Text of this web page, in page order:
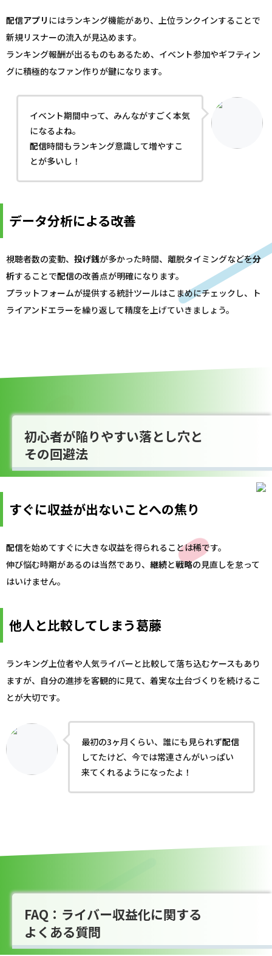
配信アプリ にはランキング機能があり、上位ランクインすることで
新規リスナーの流入が見込めます。
ランキング報酬が出るものもあるため、イベント参加やギフティン
グに積極的なファン作りが鍵になります。
イベント期間中って、みんながすごく本気
になるよね。
配信時間もランキング意識して増やすこ
とが多いし！
データ分析による改善
視聴者数の変動、 投げ銭が多かった時間、離脱タイミングなどを分
析することで配信の改善点が明確になります。
プラットフォームが提供する統計ツールはこまめにチェックし、ト
ライアンドエラーを繰り返して精度を上げていきましょう。
初心者が陥りやすい落とし穴と
その回避法
すぐに収益が出ないことへの焦り
配信を始めてすぐに大きな収益を得られることは稀です。
伸び悩む時期があるのは当然であり、 継続と戦略の見直しを怠って
はいけません。
他人と比較してしまう葛藤
ランキング上位者や人気ライバーと比較して落ち込むケースもあり
ますが、自分の進捗を客観的に見て、着実な土台づくりを続けるこ
とが大切です。
最初の3ヶ月くらい、誰にも見られず配信
してたけど、今では常連さんがいっぱい
来てくれるようになったよ！
FAQ：ライバー収益化に関する
よくある質問